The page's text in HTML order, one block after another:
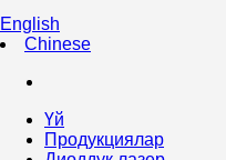
English
Chinese
Үй
Продукциялар